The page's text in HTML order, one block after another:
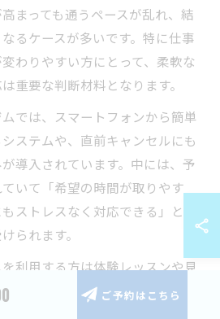
まっても通うペースが乱れ、結
るケースが多いです。特に仕事
わりやすい方にとって、柔軟な
重要な判断材料となります。
では、スマートフォンから簡単
ステムや、直前キャンセルにも
導入されています。中には、予
いて「希望の時間が取りやす
ストレスなく対応できる」とい
られます。
利用する方は体験レッスンや見
法や混雑状況も確認しておきま
ご予約はこちら